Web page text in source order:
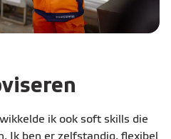
ik ook soft skills die